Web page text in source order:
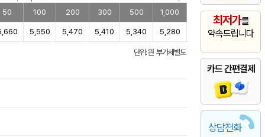
최저가를
약속드립니다
카드 간편결제
상담전화
50 100 200 300 500 1,000
5,550 5,470 5,410 5,340 5,280
단위: 원 부가세별도